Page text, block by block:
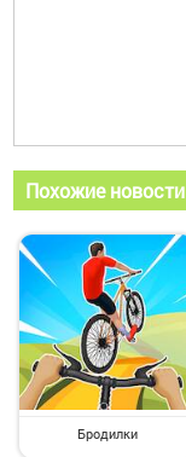
Похожие новости
Бродилки